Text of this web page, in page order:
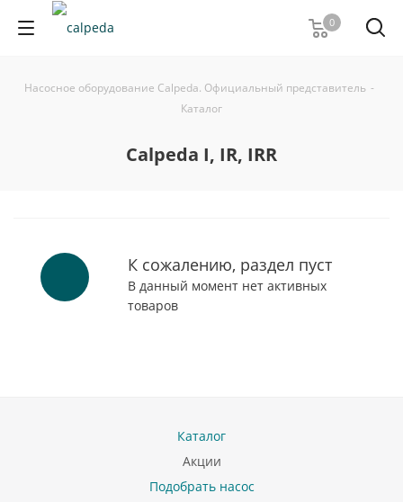
0
Насосное оборудование Calpeda. Официальный представитель -
Каталог
Calpeda I, IR, IRR
К сожалению, раздел пуст
В данный момент нет активных
товаров
Каталог
Акции
Подобрать насос